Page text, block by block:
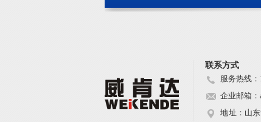
联系方式
服务热线
企业邮箱：
地 址：山